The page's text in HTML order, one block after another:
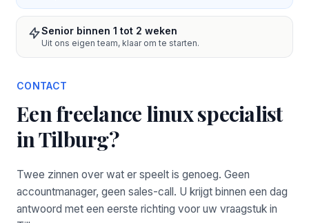
Senior binnen 1 tot 2 weken
Uit ons eigen team, klaar om te starten.
CONTACT
Een freelance linux specialist
in Tilburg?
Twee zinnen over wat er speelt is genoeg. Geen
accountmanager, geen sales-call. U krijgt binnen een dag
antwoord met een eerste richting voor uw vraagstuk in